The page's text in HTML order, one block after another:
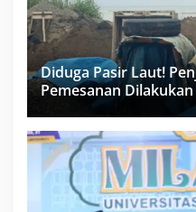
Diduga Pasir Laut!
Pemesanan